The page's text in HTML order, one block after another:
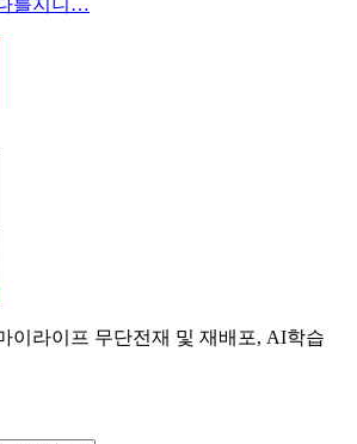
를지니…
이라이프 무단전재 및 재배포, AI학습